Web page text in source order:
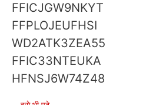
FFICJGW9NKYT
FFPLOJEUFHSI
WD2ATK3ZEA55
FFIC33NTEUKA
HFNSJ6W74Z48